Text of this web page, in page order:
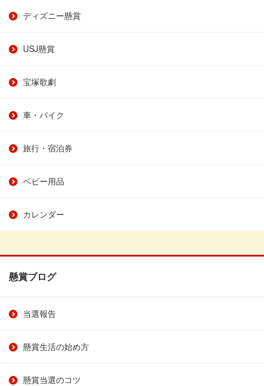
ディズニー懸賞
USJ懸賞
宝塚歌劇
車・バイク
旅行・宿泊券
ベビー用品
カレンダー
懸賞ブログ
当選報告
懸賞生活の始め方
懸賞当選のコツ